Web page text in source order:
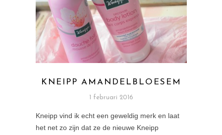
KNEIPP AMANDELBLOESEM
1 februari 2016
Kneipp vind ik echt een geweldig merk en laat
het net zo zijn dat ze de nieuwe Kneipp